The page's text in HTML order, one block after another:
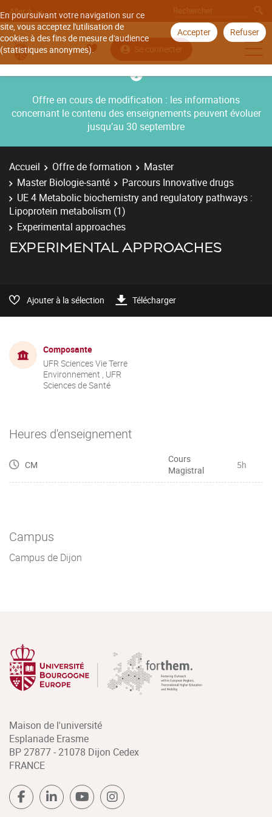
En poursuivant votre navigation sur ce
site, vous acceptez l'utilisation de
cookies à des fins de mesure d'audience
(statistiques anonymes).
Accepter Refuser
Aller à
Se connecter
Offre en cours de modification : les informations
concernant le contenu des enseignements peuvent évoluer
jusqu’au 30 septembre
Accueil Offre de formation
Master
Master Biologie-santé
Parcours Innovative drugs
UE 4 Metabolic biochemistry and regulatory pathways :
Lipoprotein metabolism (1)
Experimental approaches
EXPERIMENTAL APPROACHES
Ajouter à la sélection Télécharger
Composante
UFR Sciences Vie Terre
Environnement , UFR
Sciences de Santé
Heures d'enseignement
CM
Cours
Magistral
5h
Campus
Campus de Dijon
Maison de l'université
Esplanade Erasme
BP 27877 - 21078 Dijon Cedex
FRANCE